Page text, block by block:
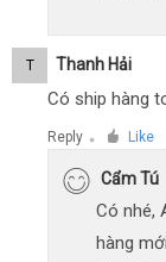
T Thanh Hải
Có ship hàng
Reply ● Like
Cẩm Tú
Có nhé,
hàng